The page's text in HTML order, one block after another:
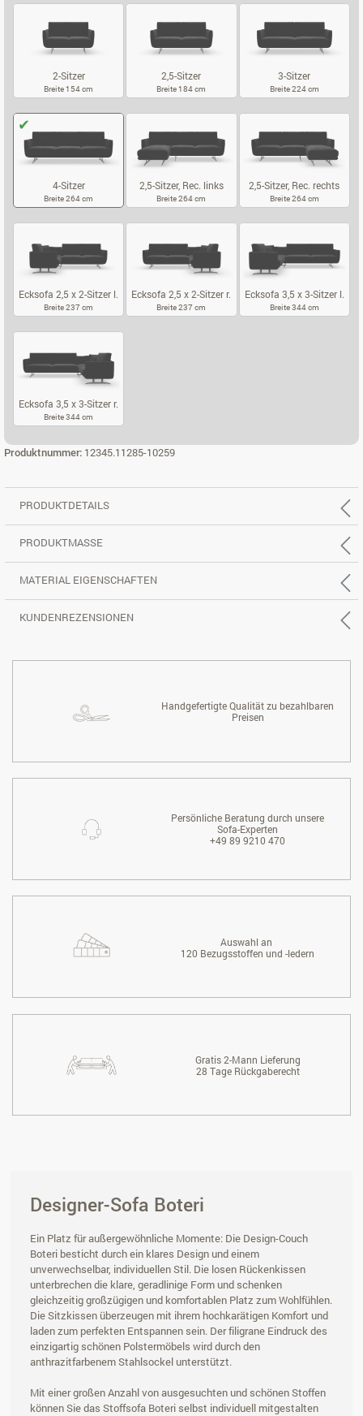
2-Sitzer
Breite 154 cm
2,5-Sitzer
Breite 184 cm
3-Sitzer
Breite 224 cm
4-Sitzer
Breite 264 cm
2,5-Sitzer, Rec. links
Breite 264 cm
2,5-Sitzer, Rec. rechts
Breite 264 cm
Ecksofa 2,5 x 2-Sitzer l.
Breite 237 cm
Ecksofa 2,5 x 2-Sitzer r.
Breite 237 cm
Ecksofa 3,5 x 3-Sitzer l.
Breite 344 cm
Ecksofa 3,5 x 3-Sitzer r.
Breite 344 cm
Produktnummer: 12345.11285-10259
PRODUKTDETAILS
PRODUKTMASSE
MATERIAL EIGENSCHAFTEN
KUNDENREZENSIONEN
Handgefertigte Qualität zu bezahlbaren
Preisen
Persönliche Beratung durch unsere
Sofa-Experten
+49 89 9210 470
Auswahl an
120 Bezugsstoffen und -ledern
Gratis 2-Mann Lieferung
28 Tage Rückgaberecht
Designer-Sofa Boteri
Ein Platz für außergewöhnliche Momente: Die Design-Couch
Boteri besticht durch ein klares Design und einem
unverwechselbar, individuellen Stil. Die losen Rückenkissen
unterbrechen die klare, geradlinige Form und schenken
gleichzeitig großzügigen und komfortablen Platz zum Wohlfühlen.
Die Sitzkissen überzeugen mit ihrem hochkarätigen Komfort und
laden zum perfekten Entspannen sein. Der filigrane Eindruck des
einzigartig schönen Polstermöbels wird durch den
anthrazitfarbenem Stahlsockel unterstützt.
Mit einer großen Anzahl von ausgesuchten und schönen Stoffen
können Sie das Stoffsofa Boteri selbst individuell mitgestalten